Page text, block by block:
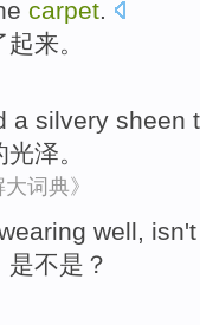
carpet
起来。
a silvery sheen
泽。
词典》
well,
是不是 ？